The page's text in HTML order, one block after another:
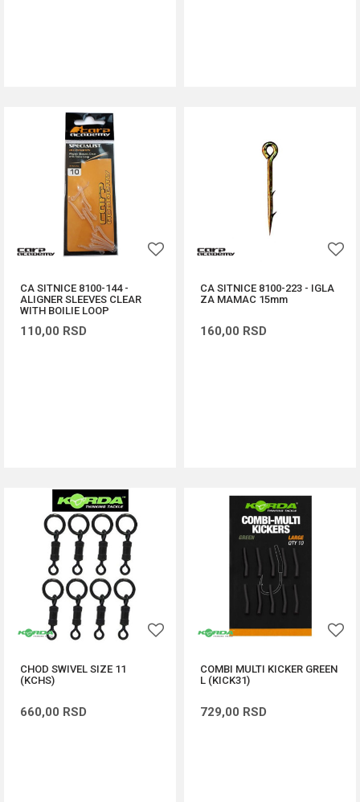
CA SITNICE 8100-144 -
ALIGNER SLEEVES CLEAR
WITH BOILIE LOOP
110,00 RSD
CA SITNICE 8100-223 - IGLA
ZA MAMAC 15mm
160,00 RSD
CHOD SWIVEL SIZE 11
(KCHS)
660,00 RSD
COMBI MULTI KICKER GREEN
L (KICK31)
729,00 RSD